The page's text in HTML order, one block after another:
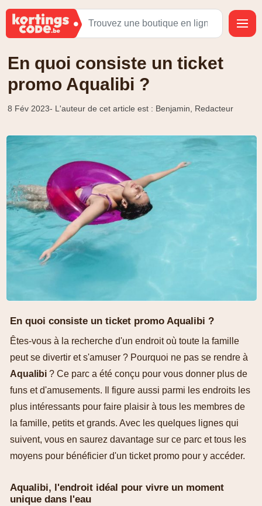
En quoi consiste un ticket
promo Aqualibi ?
8 Fév 2023- L'auteur de cet article est : Benjamin, Redacteur
En quoi consiste un ticket promo Aqualibi ?
Êtes-vous à la recherche d'un endroit où toute la famille
peut se divertir et s'amuser ? Pourquoi ne pas se rendre à
Aqualibi ? Ce parc a été conçu pour vous donner plus de
funs et d'amusements. Il figure aussi parmi les endroits les
plus intéressants pour faire plaisir à tous les membres de
la famille, petits et grands. Avec les quelques lignes qui
suivent, vous en saurez davantage sur ce parc et tous les
moyens pour bénéficier d'un ticket promo pour y accéder.
Aqualibi, l'endroit idéal pour vivre un moment
unique dans l'eau